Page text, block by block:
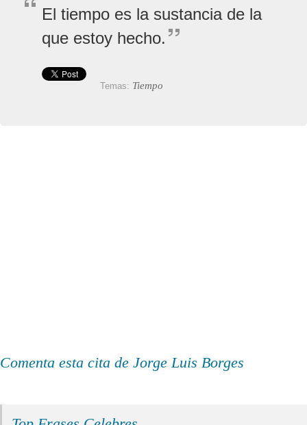
El tiempo es la sustancia de la
que estoy hecho.
Temas: Tiempo
Comenta esta cita de Jorge Luis Borges